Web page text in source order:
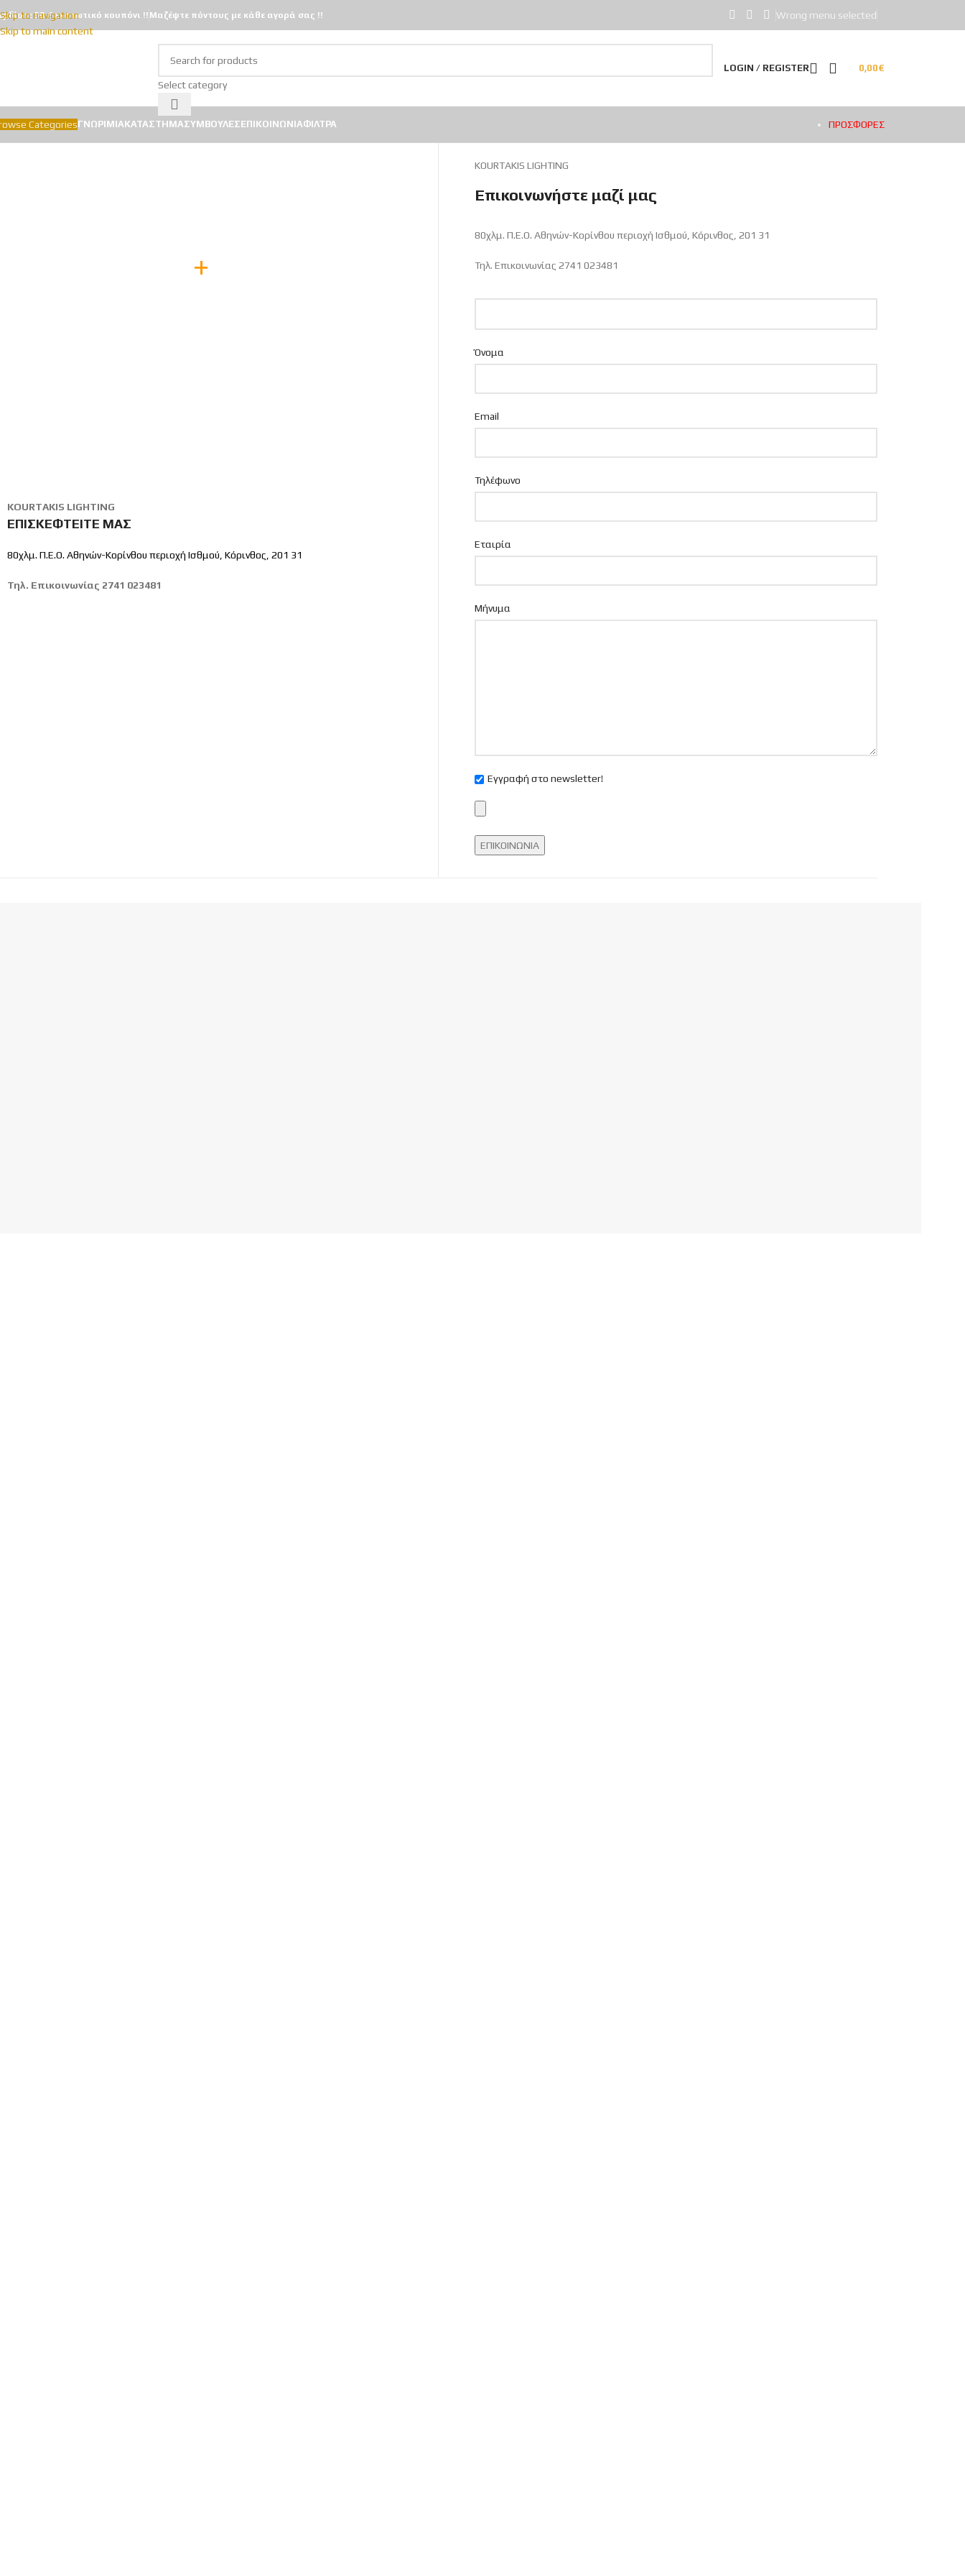
Skip to navigation
Skip to main content
50 € εκπτωτικό κουπόνι !! Μαζέψτε πόντους με κάθε αγορά σας !! Wrong menu selected
Select category
LOGIN / REGISTER 0,00€
CategoriesΓΝΩΡΙΜΊΑΚΑΤΆΣΤΗΜΑΣΥΜΒΟΥΛΈΣΕΠΙΚΟΙΝΩΝΊΑΦΊΛΤΡΑ ΠΡΟΣΦΟΡΕΣ
+
KOURTAKIS LIGHTING
ΕΠΙΣΚΕΦΤΕΙΤΕ ΜΑΣ
80χλμ. Π.Ε.Ο. Αθηνών-Κορίνθου περιοχή Ισθμού, Κόρινθος, 201 31
Τηλ. Επικοινωνίας 2741 023481
KOURTAKIS LIGHTING
Επικοινωνήστε μαζί μας
80χλμ. Π.Ε.Ο. Αθηνών-Κορίνθου περιοχή Ισθμού, Κόρινθος, 201 31
Τηλ. Επικοινωνίας 2741 023481
Όνομα
Email
Τηλέφωνο
Εταιρία
Μήνυμα
Εγγραφή στο newsletter!